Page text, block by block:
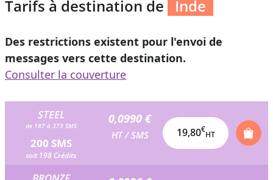
Tarifs à destination de Inde
Des restrictions existent pour l'envoi de
messages vers cette destination.
Consulter la couverture
STEEL
de 187 à 373 SMS
200 SMS
soit 198 Crédits
0,0990 €
HT / SMS 19,80€
HT